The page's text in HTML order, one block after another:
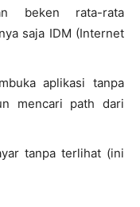
beken rata-rata
saja IDM (Internet
aplikasi tanpa
mencari path dari
tanpa terlihat (ini